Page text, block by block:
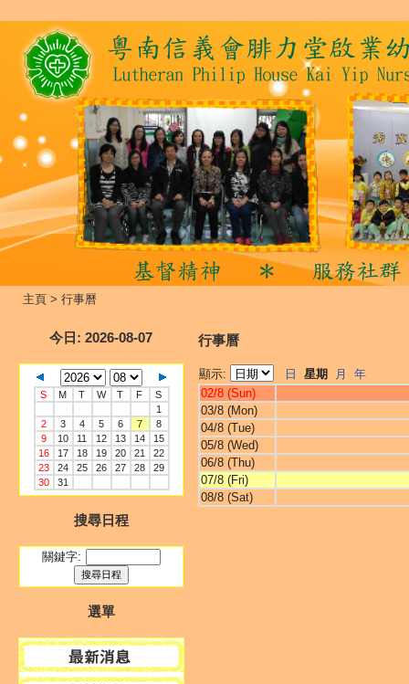
主頁 > 行事曆
今日 : 2026-08-07
S M T W T F
S
1
2
3 4 5 6 7
8
9
10 11 12 13 14
15
16
17 18 19 20 21
22
23
24 25 26 27 28
29
30
31
搜尋日程
關鍵字:
選單
行事曆
顯示: 日 星期 月
年
02/8 (Sun)
03/8 (Mon)
04/8 (Tue)
05/8 (Wed)
06/8 (Thu)
07/8 (Fri)
08/8 (Sat)